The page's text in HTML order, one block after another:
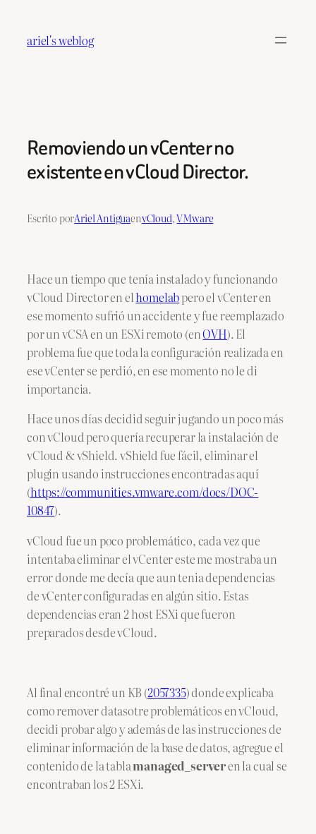
contenido
ariel's weblog
Removiendo un vCenter no
existente en vCloud Director.
Escrito porAriel AntiguaenvCloud, VMware
Hace un tiempo que tenía instalado y funcionando
vCloud Director en elhomelabpero el vCenter en
ese momento sufrió un accidente y fue reemplazado
por un vCSA en un ESXi remoto (enOVH). El
problema fue que toda la configuración realizada en
ese vCenter se perdió, en ese momento no le di
importancia.
Hace unos días decidid seguir jugando un poco más
con vCloud pero quería recuperar la instalación de
vCloud & vShield. vShield fue fácil, eliminar el
plugin usando instrucciones encontradas aquí
(https://communities.vmware.com/docs/DOC-
10847).
vCloud fue un poco problemático, cada vez que
intentaba eliminar el vCenter este me mostraba un
error donde me decía que aun tenia dependencias
de vCenter configuradas en algún sitio. Estas
dependencias eran 2 host ESXi que fueron
preparados desde vCloud.
Al final encontré un KB (2057335) donde explicaba
como remover datasotre problemáticos en vCloud,
decidi probar algo y además de las instrucciones de
eliminar información de la base de datos, agregue el
contenido de la tablamanaged_serveren la cual se
encontraban los 2 ESXi.